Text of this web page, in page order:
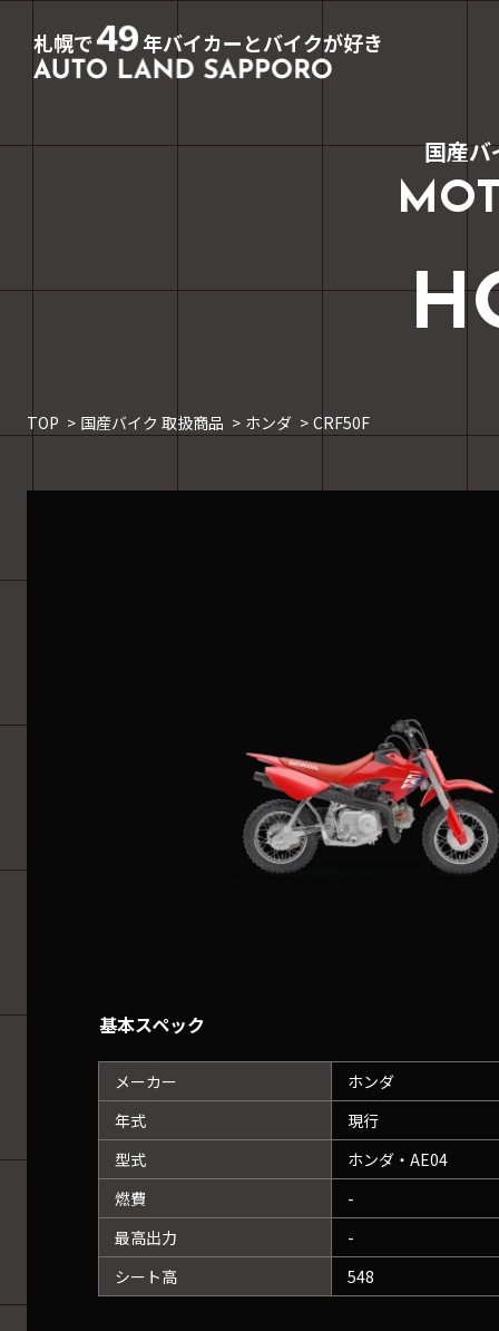
札幌で49年バイカーとバイクが好き
国産バ
TOP 国産バイク 取扱商品 ホンダ CRF50F
基本スペック
メーカー
ホンダ
年式
現行
型式
ホンダ・AE04
燃費
-
最高出力
-
シート高
548